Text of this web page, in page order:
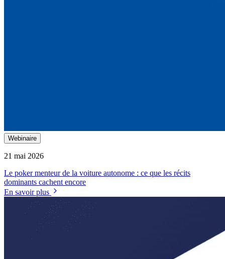
Webinaire
21 mai 2026
Le poker menteur de la voiture autonome : ce que les récits
dominants cachent encore
En savoir plus